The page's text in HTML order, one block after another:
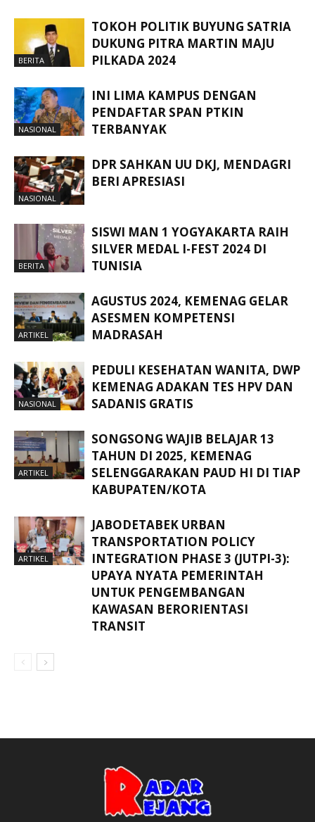
BERITA
TOKOH POLITIK BUYUNG SATRIA
DUKUNG PITRA MARTIN MAJU
PILKADA 2024
NASIONAL
INI LIMA KAMPUS DENGAN
PENDAFTAR SPAN PTKIN
TERBANYAK
NASIONAL
DPR SAHKAN UU DKJ, MENDAGRI
BERI APRESIASI
BERITA
SISWI MAN 1 YOGYAKARTA RAIH
SILVER MEDAL I-FEST 2024 DI
TUNISIA
ARTIKEL
AGUSTUS 2024, KEMENAG GELAR
ASESMEN KOMPETENSI
MADRASAH
NASIONAL
PEDULI KESEHATAN WANITA, DWP
KEMENAG ADAKAN TES HPV DAN
SADANIS GRATIS
ARTIKEL
SONGSONG WAJIB BELAJAR 13
TAHUN DI 2025, KEMENAG
SELENGGARAKAN PAUD HI DI TIAP
KABUPATEN/KOTA
ARTIKEL
JABODETABEK URBAN
TRANSPORTATION POLICY
INTEGRATION PHASE 3 (JUTPI-3):
UPAYA NYATA PEMERINTAH
UNTUK PENGEMBANGAN
KAWASAN BERORIENTASI
TRANSIT